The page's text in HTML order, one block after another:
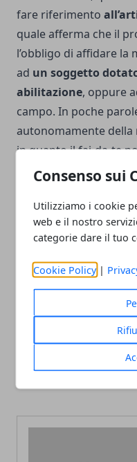
Consenso sui
Utilizziamo i cookie
web e il nostro
categorie dare il tuo
Cookie Policy |
fare riferimento
quale afferma che il
l’obbligo di affidare la
ad un soggetto
abilitazione, oppure
campo. In poche
autonomamente della
in quanto il fai-da-te
degli utenti.
Facebook
Twitter
scegliere il modello più